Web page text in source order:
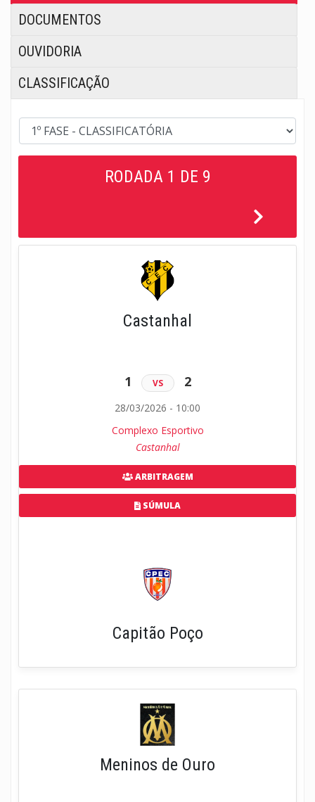
DOCUMENTOS
OUVIDORIA
CLASSIFICAÇÃO
RODADA 1 DE 9
Castanhal
1 VS 2
28/03/2026 - 10:00
Complexo Esportivo
Castanhal
ARBITRAGEM
SÚMULA
Capitão Poço
Meninos de Ouro